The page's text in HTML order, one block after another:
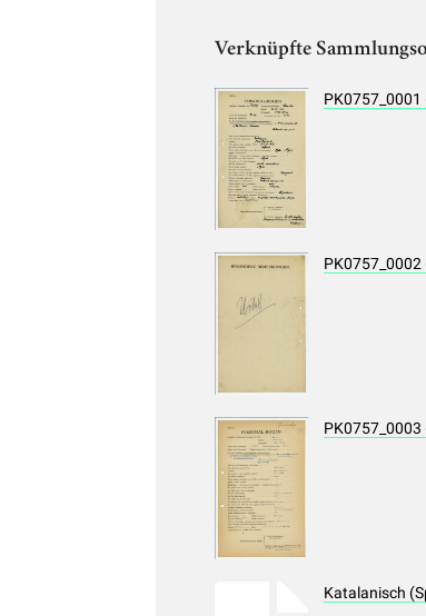
Verknüpfte
Katalanisch